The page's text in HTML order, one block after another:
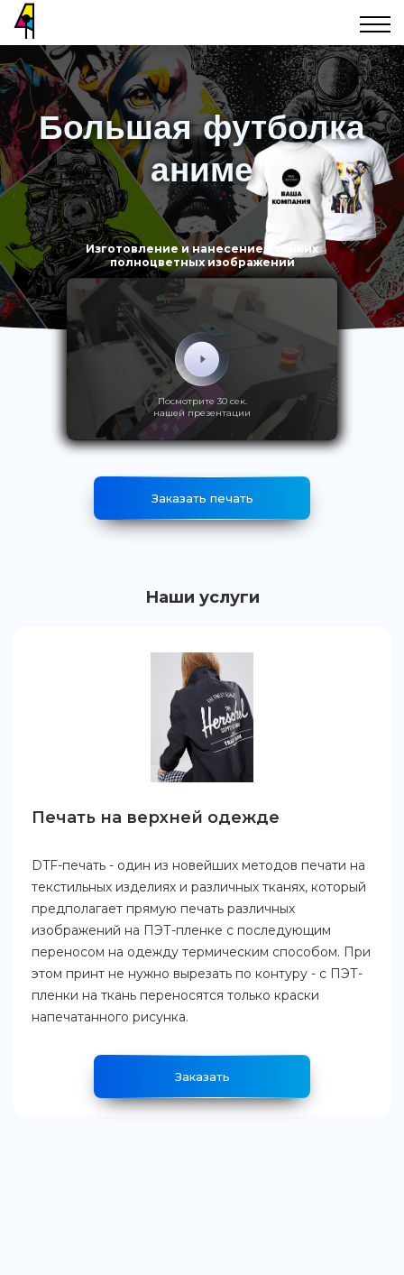
Большая футболка
аниме
Изготовление и нанесение стойких
полноцветных изображений
Посмотрите 30 сек.
нашей презентации
Заказать печать
Наши услуги
Печать на верхней одежде
DTF-печать - один из новейших методов печати на
текстильных изделиях и различных тканях, который
предполагает прямую печать различных
изображений на ПЭТ-пленке с последующим
переносом на одежду термическим способом. При
этом принт не нужно вырезать по контуру - с ПЭТ-
пленки на ткань переносятся только краски
напечатанного рисунка.
Заказать